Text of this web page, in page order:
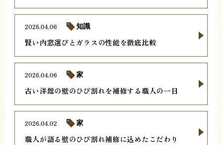
賢い内窓選びとガラスの性能を徹底比較
2026.04.06 知識
古い洋館の壁のひび割れを補修する職人の一日
2026.04.06 家
職人が語る壁のひび割れ補修に込めたこだわり
2026.04.02 家